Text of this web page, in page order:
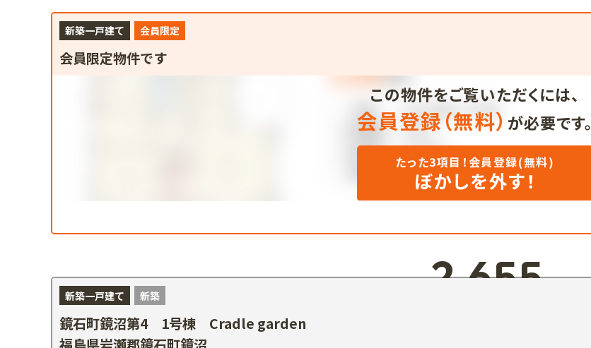
新築一戸建て 会員限定
会員限定物件です
この物件をご覧いただくには、
会員登録（無料） が必要です。
たった3項目！会員登録(無料)
ぼかしを外す！
2,655
新築一戸建て 新築
鏡石町鏡沼第4 1号棟 Cradle garden